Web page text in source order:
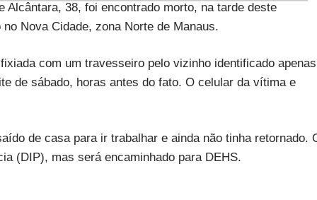
38, foi encontrado morto, na tarde deste
Nova Cidade, zona Norte de Manaus.
com um travesseiro pelo vizinho identificado apenas
de sábado, horas antes do fato. O celular da vítima e
de casa para ir trabalhar e ainda não tinha retornado.
(DIP), mas será encaminhado para DEHS.